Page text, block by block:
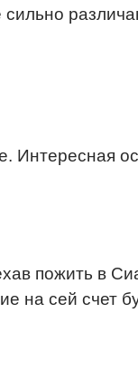
Интересная
пожить в
на сей счет